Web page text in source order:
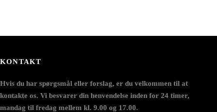
KONTAKT
Hvis du har spørgsmål eller forslag, er du velkommen til at
kontakte os. Vi besvarer din henvendelse inden for 24 timer,
mandag til fredag mellem kl. 9.00 og 17.00.